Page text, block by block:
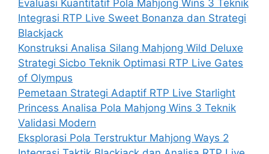
Evaluasi Kuantitatif Pola Mahjong Wins 3 Teknik
Integrasi RTP Live Sweet Bonanza dan Strategi
Blackjack
Konstruksi Analisa Silang Mahjong Wild Deluxe
Strategi Sicbo Teknik Optimasi RTP Live Gates
of Olympus
Pemetaan Strategi Adaptif RTP Live Starlight
Princess Analisa Pola Mahjong Wins 3 Teknik
Validasi Modern
Eksplorasi Pola Terstruktur Mahjong Ways 2